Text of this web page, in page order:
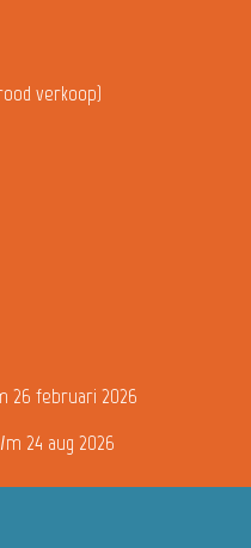
verkoop)
26 februari 2026
24 aug 2026